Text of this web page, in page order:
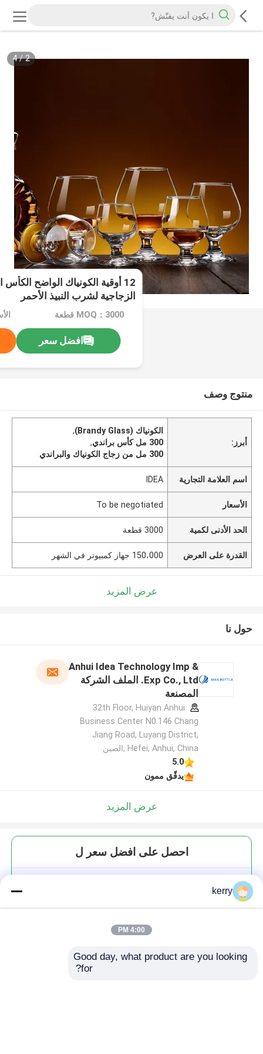
2
/
4
12 أوقية الكونياك الواضح
الزجاجية لشرب النبيذ الأحمر
MOQ：3000 قطعة
افضل سعر
منتوج وصف
أبرز:
الكونياك (Brandy Glass)
,
300 مل كأس براندي
,
300 مل من زجاج الكونياك والبراندي
اسم العلامة التجارية IDEA
الأسعار To be negotiated
الحد الأدنى لكمية 3000 قطعة
القدرة على العرض 150،000 جهاز كمبيوتر في الشهر
عرض المزيد
حول نا
Anhui Idea Technology Imp &
Exp Co., Ltd. الملف الشركة
المصنعة
32th Floor, Huiyan Anhui
Business Center N0.146 Chang
Jiang Road, Luyang District,
Hefei, Anhui, China ,الصين
5.0
يدقّق ممون
عرض المزيد
احصل على افضل سعر ل
kerry
4:00 PM
Good day, what product are you looking
for?